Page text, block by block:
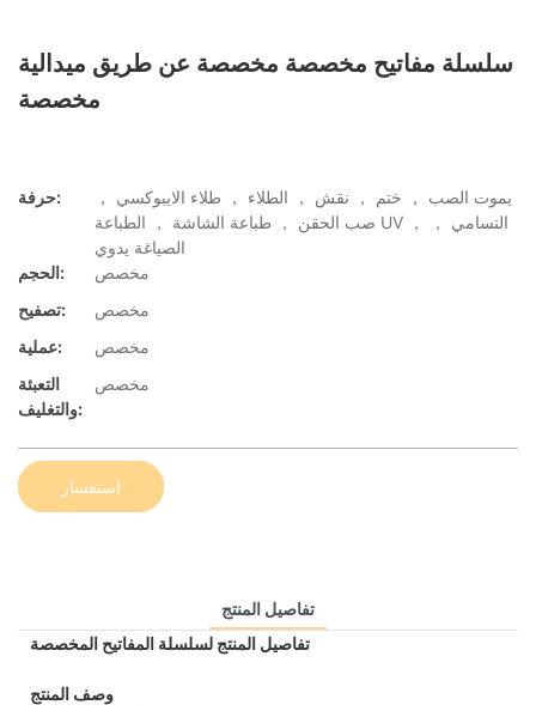
سلسلة مفاتيح مخصصة مخصصة عن طريق ميدالية
مخصصة
حرفة:
يموت الصب ， ختم ， نقش ， الطلاء ， طلاء الايبوكسي ，
صب الحقن ， طباعة الشاشة ， الطباعة UV ， التسامي ，
الصياغة يدوي
الحجم:
مخصص
تصفيح:
مخصص
عملية:
مخصص
التعبئة
والتغليف:
مخصص
استفسار
تفاصيل المنتج
تفاصيل المنتج لسلسلة المفاتيح المخصصة
وصف المنتج